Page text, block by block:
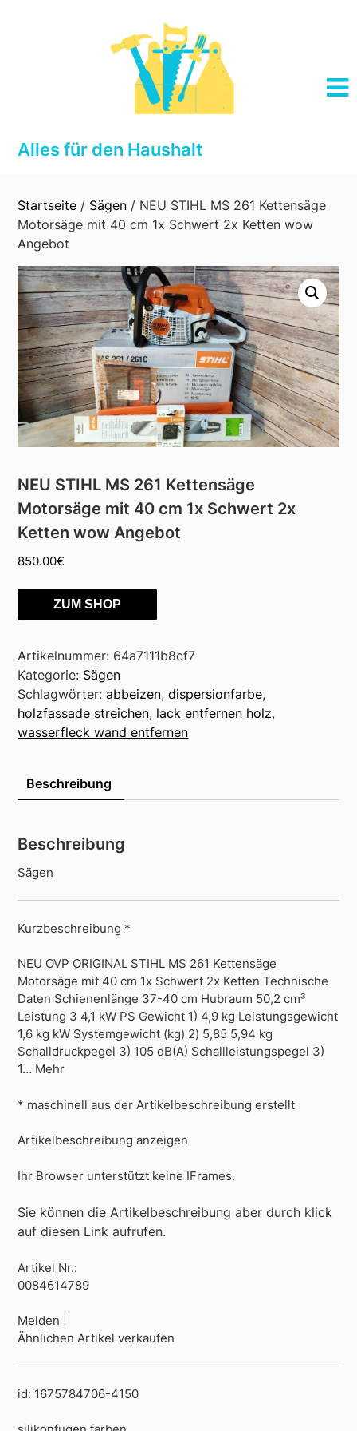
Alles für den Haushalt
Startseite / Sägen / NEU STIHL MS 261 Kettensäge
Motorsäge mit 40 cm 1x Schwert 2x Ketten wow
Angebot
NEU STIHL MS 261 Kettensäge
Motorsäge mit 40 cm 1x Schwert 2x
Ketten wow Angebot
850.00€
ZUM SHOP
Artikelnummer: 64a7111b8cf7
Kategorie: Sägen
Schlagwörter:abbeizen,dispersionfarbe,
holzfassade streichen, lack entfernen holz,
wasserfleck wand entfernen
Beschreibung
Beschreibung
Sägen
Kurzbeschreibung *
NEU OVP ORIGINAL STIHL MS 261 Kettensäge
Motorsäge mit 40 cm 1x Schwert 2x Ketten Technische
Daten Schienenlänge 37-40 cm Hubraum 50,2 cm³
Leistung 3 4,1 kW PS Gewicht 1) 4,9 kg Leistungsgewicht
1,6 kg kW Systemgewicht (kg) 2) 5,85 5,94 kg
Schalldruckpegel 3) 105 dB(A) Schallleistungspegel 3)
1… Mehr
* maschinell aus der Artikelbeschreibung erstellt
Artikelbeschreibung anzeigen
Ihr Browser unterstützt keine IFrames.
Sie können die Artikelbeschreibung aber durch klick
auf diesen Link aufrufen.
Artikel Nr.:
0084614789
Melden |
Ähnlichen Artikel verkaufen
id: 1675784706-4150